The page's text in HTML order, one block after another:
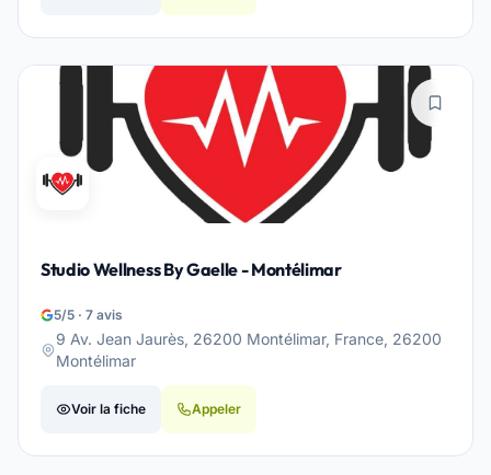
Studio Wellness By Gaelle - Montélimar
5/5 · 7 avis
9 Av. Jean Jaurès, 26200 Montélimar, France, 26200
Montélimar
Voir la fiche Appeler